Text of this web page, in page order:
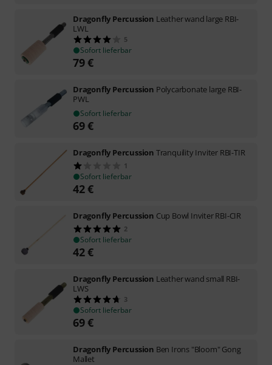
Dragonfly Percussion Leather wand large RBI-
LWL
5
Sofort lieferbar
79€
Dragonfly Percussion Polycarbonate large RBI-
PWL
Sofort lieferbar
69€
Dragonfly Percussion Tranquility Inviter RBI-TIR
1
Sofort lieferbar
42€
Dragonfly Percussion Cup Bowl Inviter RBI-CIR
2
Sofort lieferbar
42€
Dragonfly Percussion Leather wand small RBI-
LWS
3
Sofort lieferbar
69€
Dragonfly Percussion Ben Irons "Bloom" Gong
Mallet